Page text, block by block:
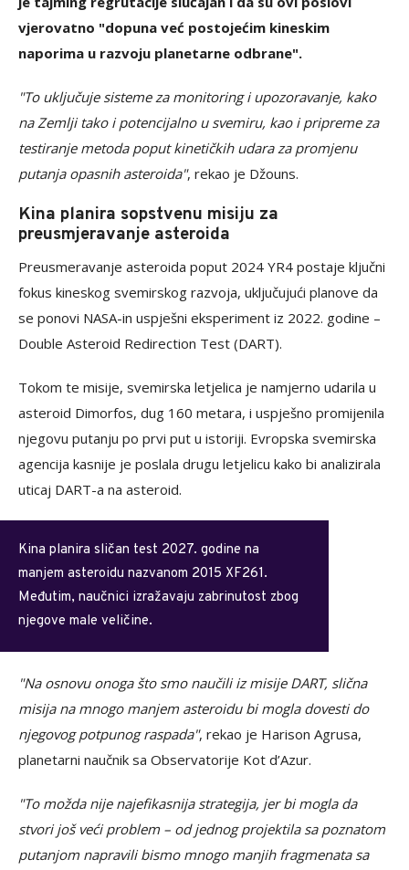
vjerovatno "dopuna već postojećim kineskim
naporima u razvoju planetarne odbrane".
"To uključuje sisteme za monitoring i upozoravanje, kako
na Zemlji tako i potencijalno u svemiru, kao i pripreme za
testiranje metoda poput kinetičkih udara za promjenu
putanja opasnih asteroida", rekao je Džouns.
Kina planira sopstvenu misiju za
preusmjeravanje asteroida
Preusmeravanje asteroida poput 2024 YR4 postaje ključni
fokus kineskog svemirskog razvoja, uključujući planove da
se ponovi NASA-in uspješni eksperiment iz 2022. godine –
Double Asteroid Redirection Test (DART).
Tokom te misije, svemirska letjelica je namjerno udarila u
asteroid Dimorfos, dug 160 metara, i uspješno promijenila
njegovu putanju po prvi put u istoriji. Evropska svemirska
agencija kasnije je poslala drugu letjelicu kako bi analizirala
uticaj DART-a na asteroid.
Kina planira sličan test 2027. godine na
manjem asteroidu nazvanom 2015 XF261.
Međutim, naučnici izražavaju zabrinutost zbog
njegove male veličine.
"Na osnovu onoga što smo naučili iz misije DART, slična
misija na mnogo manjem asteroidu bi mogla dovesti do
njegovog potpunog raspada", rekao je Harison Agrusa,
planetarni naučnik sa Observatorije Kot d’Azur.
"To možda nije najefikasnija strategija, jer bi mogla da
stvori još veći problem – od jednog projektila sa poznatom
putanjom napravili bismo mnogo manjih fragmenata sa